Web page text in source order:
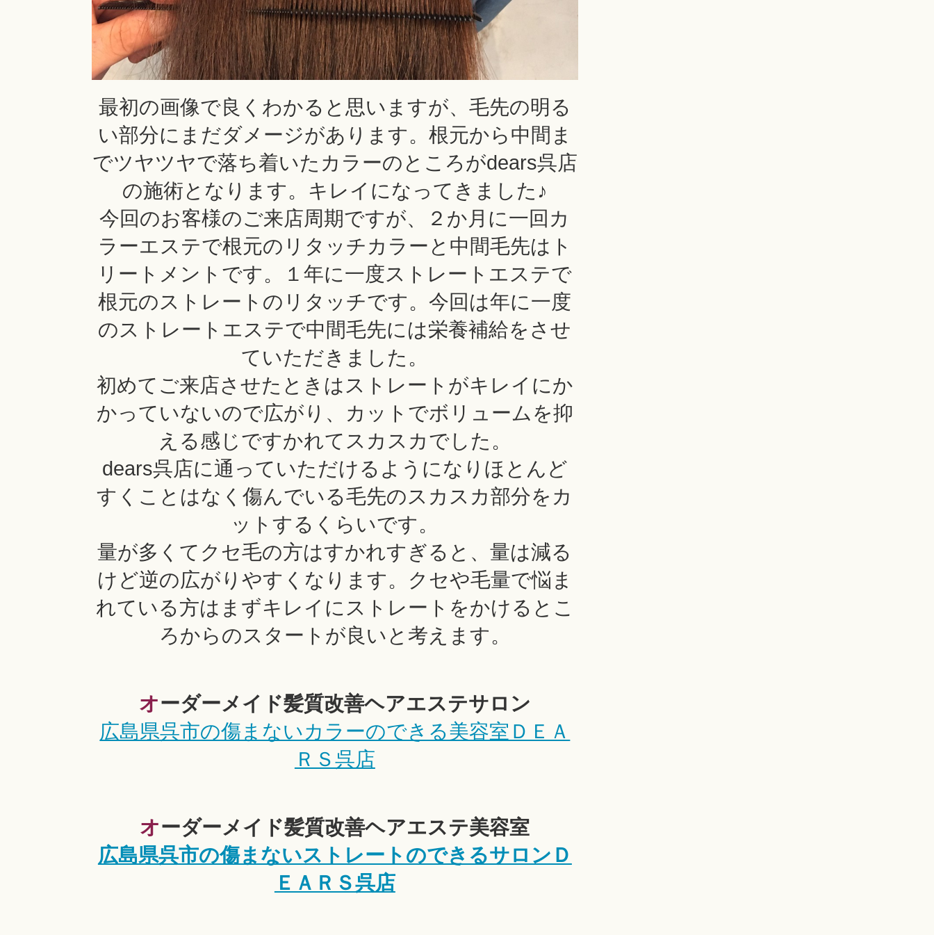
最初の画像で良くわかると思いますが、毛先の明る
い部分にまだダメージがあります。根元から中間ま
でツヤツヤで落ち着いたカラーのところがdears呉店
の施術となります。キレイになってきました♪
今回のお客様のご来店周期ですが、２か月に一回カ
ラーエステで根元のリタッチカラーと中間毛先はト
リートメントです。１年に一度ストレートエステで
根元のストレートのリタッチです。今回は年に一度
のストレートエステで中間毛先には栄養補給をさせ
ていただきました。
初めてご来店させたときはストレートがキレイにか
かっていないので広がり、カットでボリュームを抑
える感じですかれてスカスカでした。
dears呉店に通っていただけるようになりほとんど
すくことはなく傷んでいる毛先のスカスカ部分をカ
ットするくらいです。
量が多くてクセ毛の方はすかれすぎると、量は減る
けど逆の広がりやすくなります。クセや毛量で悩ま
れている方はまずキレイにストレートをかけるとこ
ろからのスタートが良いと考えます。
オーダーメイド髪質改善ヘアエステサロン
広島県呉市の傷まないカラーのできる美容室ＤＥＡ
ＲＳ呉店
オーダーメイド髪質改善ヘアエステ美容室
広島県呉市の傷まないストレートのできるサロンＤ
ＥＡＲＳ呉店